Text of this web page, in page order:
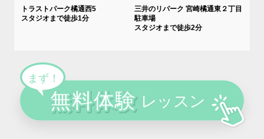
トラストパーク橘通西5
スタジオまで徒歩1分
三井のリパーク 宮崎橘通東２丁目
駐車場
スタジオまで徒歩2分